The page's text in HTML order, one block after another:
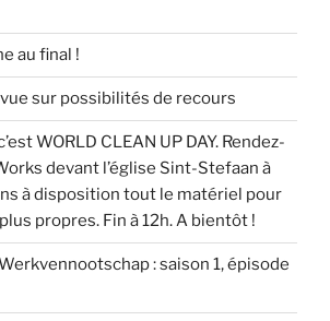
au final !
sur possibilités de recours
WORLD CLEAN UP DAY. Rendez-
devant l’église Sint-Stefaan à
à disposition tout le matériel pour
propres. Fin à 12h. A bientôt !
: saison 1, épisode